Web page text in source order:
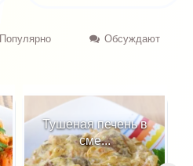
обещает растаять во
ванили, сдобы и
терпкий аромат
зеленого чая, все
готово и идеальные
Популярно Обсуждают
Тушеная печень в
сме...